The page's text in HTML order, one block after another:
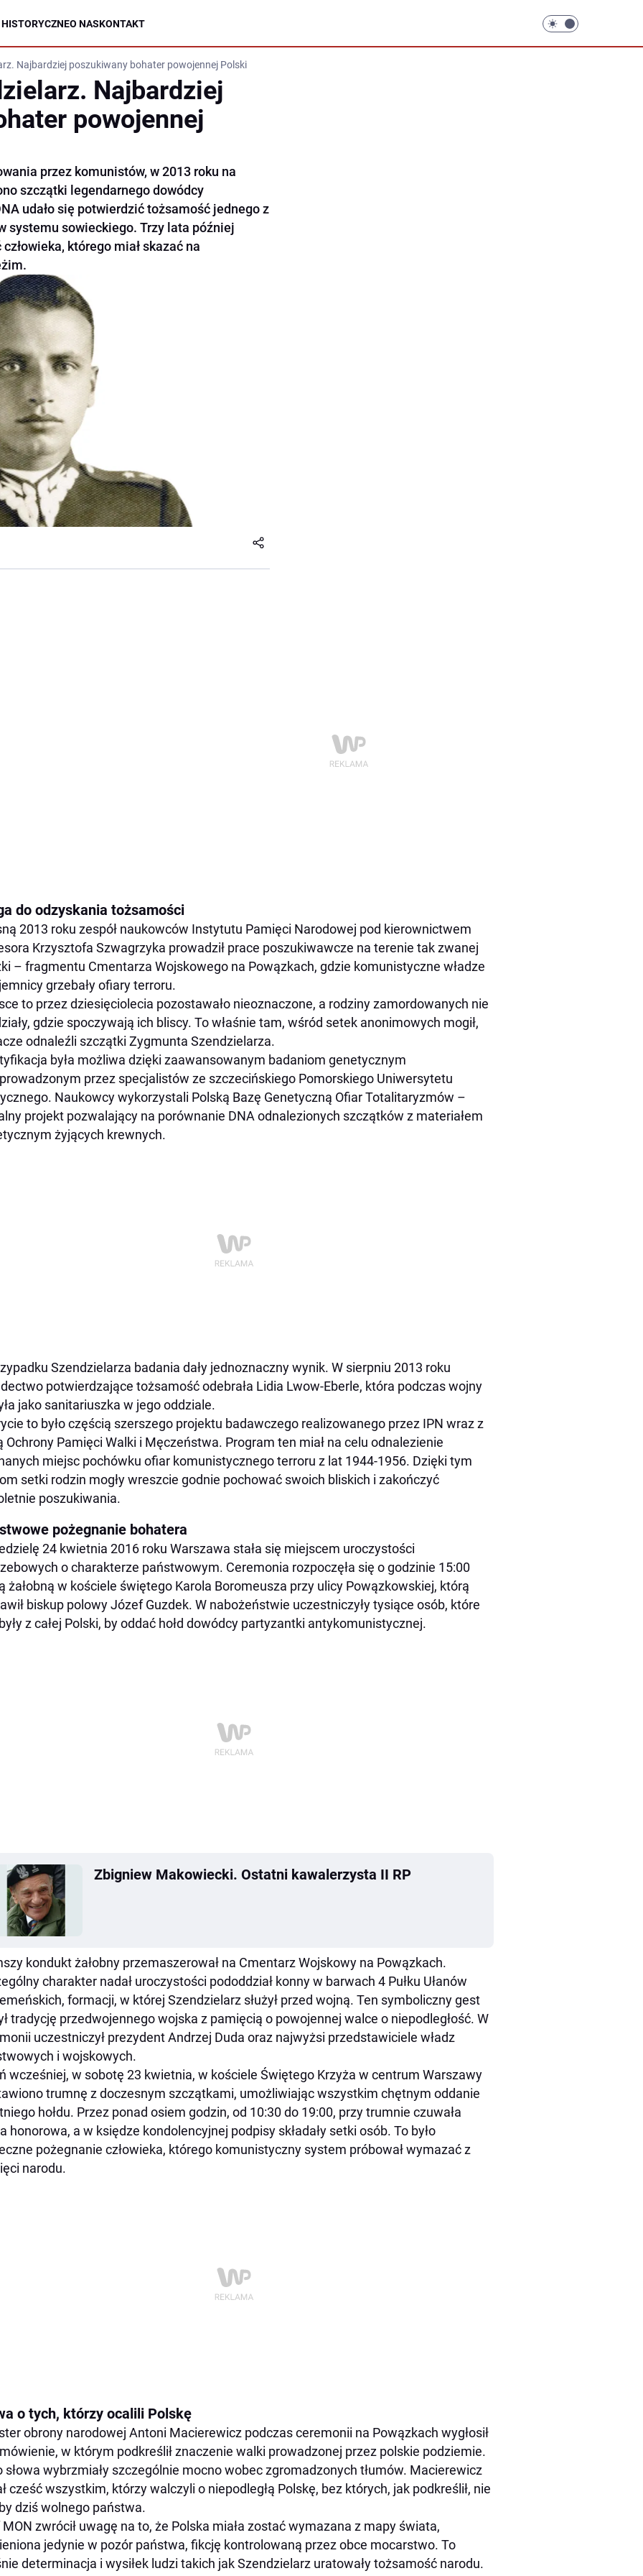
O NASKONTAKT
Najbardziej poszukiwany bohater powojennej Polski
Najbardziej
powojennej
przez komunistów, w 2013 roku na
szczątki legendarnego dowódcy
udało się potwierdzić tożsamość jednego z
systemu sowieckiego. Trzy lata później
którego miał skazać na
do odzyskania tożsamości
2013 roku zespół naukowców Instytutu Pamięci Narodowej pod kierownictwem
Krzysztofa Szwagrzyka prowadził prace poszukiwawcze na terenie tak zwanej
– fragmentu Cmentarza Wojskowego na Powązkach, gdzie komunistyczne władze
grzebały ofiary terroru.
to przez dziesięciolecia pozostawało nieoznaczone, a rodziny zamordowanych nie
gdzie spoczywają ich bliscy. To właśnie tam, wśród setek anonimowych mogił,
odnaleźli szczątki Zygmunta Szendzielarza.
była możliwa dzięki zaawansowanym badaniom genetycznym
przez specjalistów ze szczecińskiego Pomorskiego Uniwersytetu
Naukowcy wykorzystali Polską Bazę Genetyczną Ofiar Totalitaryzmów –
projekt pozwalający na porównanie DNA odnalezionych szczątków z materiałem
żyjących krewnych.
Szendzielarza badania dały jednoznaczny wynik. W sierpniu 2013 roku
potwierdzające tożsamość odebrała Lidia Lwow-Eberle, która podczas wojny
jako sanitariuszka w jego oddziale.
to było częścią szerszego projektu badawczego realizowanego przez IPN wraz z
Ochrony Pamięci Walki i Męczeństwa. Program ten miał na celu odnalezienie
miejsc pochówku ofiar komunistycznego terroru z lat 1944-1956. Dzięki tym
setki rodzin mogły wreszcie godnie pochować swoich bliskich i zakończyć
poszukiwania.
pożegnanie bohatera
24 kwietnia 2016 roku Warszawa stała się miejscem uroczystości
o charakterze państwowym. Ceremonia rozpoczęła się o godzinie 15:00
żałobną w kościele świętego Karola Boromeusza przy ulicy Powązkowskiej, którą
biskup polowy Józef Guzdek. W nabożeństwie uczestniczyły tysiące osób, które
z całej Polski, by oddać hołd dowódcy partyzantki antykomunistycznej.
Zbigniew Makowiecki. Ostatni kawalerzysta II RP
kondukt żałobny przemaszerował na Cmentarz Wojskowy na Powązkach.
charakter nadał uroczystości pododdział konny w barwach 4 Pułku Ułanów
formacji, w której Szendzielarz służył przed wojną. Ten symboliczny gest
tradycję przedwojennego wojska z pamięcią o powojennej walce o niepodległość. W
uczestniczył prezydent Andrzej Duda oraz najwyżsi przedstawiciele władz
i wojskowych.
wcześniej, w sobotę 23 kwietnia, w kościele Świętego Krzyża w centrum Warszawy
trumnę z doczesnym szczątkami, umożliwiając wszystkim chętnym oddanie
hołdu. Przez ponad osiem godzin, od 10:30 do 19:00, przy trumnie czuwała
honorowa, a w księdze kondolencyjnej podpisy składały setki osób. To było
pożegnanie człowieka, którego komunistyczny system próbował wymazać z
narodu.
o tych, którzy ocalili Polskę
obrony narodowej Antoni Macierewicz podczas ceremonii na Powązkach wygłosił
w którym podkreślił znaczenie walki prowadzonej przez polskie podziemie.
słowa wybrzmiały szczególnie mocno wobec zgromadzonych tłumów. Macierewicz
cześć wszystkim, którzy walczyli o niepodległą Polskę, bez których, jak podkreślił, nie
dziś wolnego państwa.
zwrócił uwagę na to, że Polska miała zostać wymazana z mapy świata,
jedynie w pozór państwa, fikcję kontrolowaną przez obce mocarstwo. To
determinacja i wysiłek ludzi takich jak Szendzielarz uratowały tożsamość narodu.